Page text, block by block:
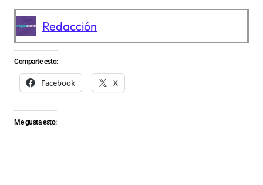
Redacción
Comparte esto:
Facebook X
Me gusta esto: